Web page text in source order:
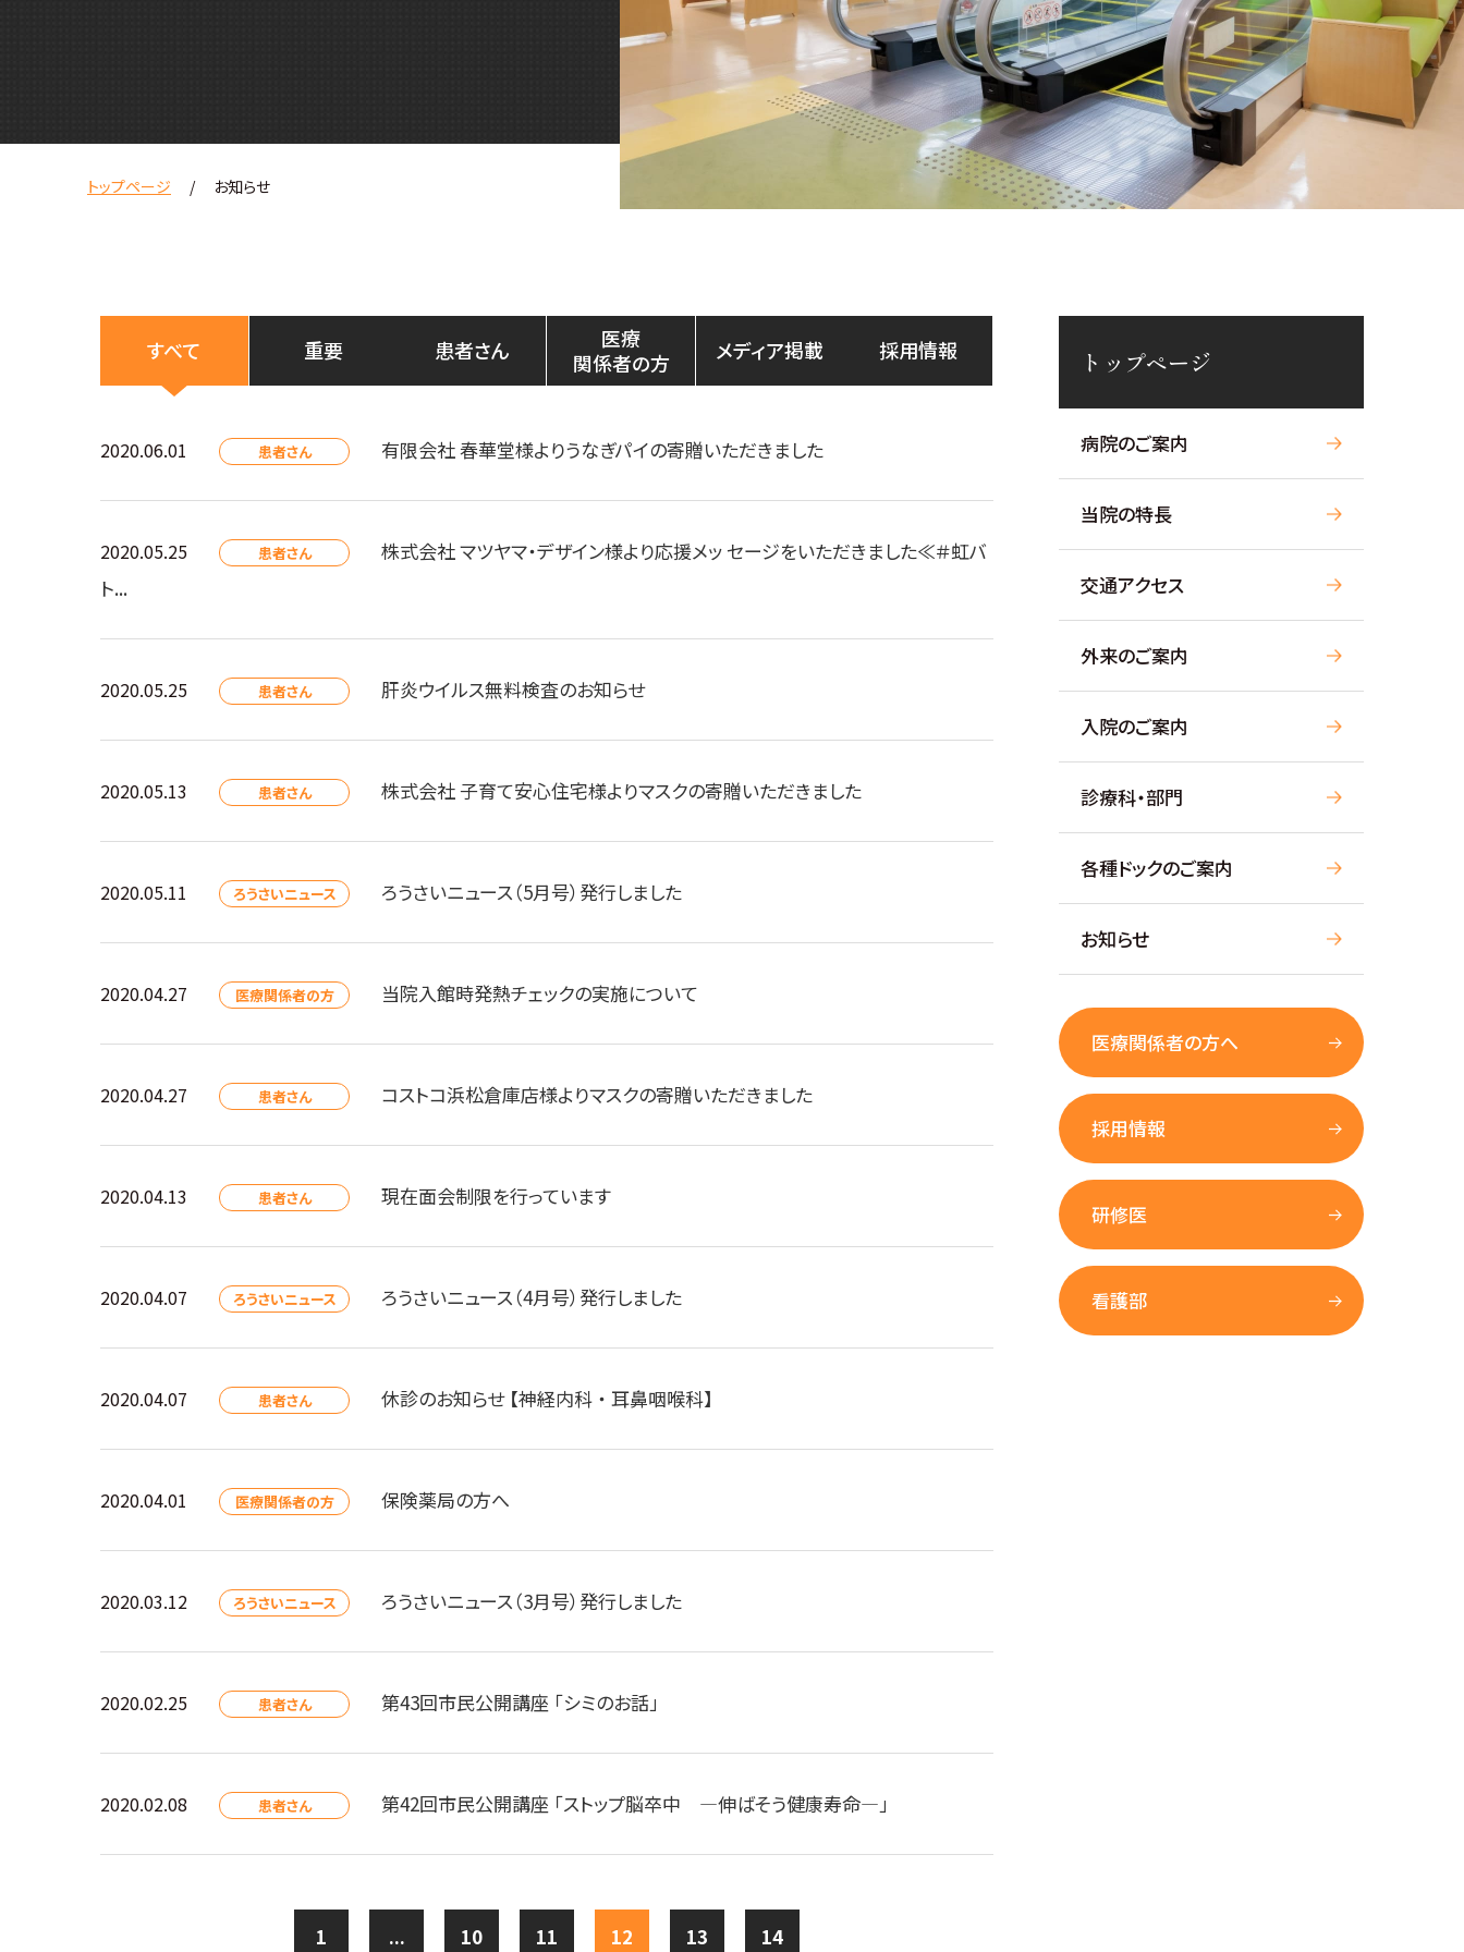
トップページ お知らせ
すべて 重要 患者さん
医療
関係者の方
メディア掲載 採用情報
2020.06.01 患者さん 有限会社 春華堂様よりうなぎパイの寄贈いただきました
2020.05.25 患者さん
株式会社 マツヤマ・デザイン様より応援メッ セージをいただきました≪＃虹バ
ト...
2020.05.25 患者さん 肝炎ウイルス無料検査のお知らせ
2020.05.13 患者さん 株式会社 子育て安心住宅様よりマスクの寄贈いただきました
2020.05.11 ろうさいニュース ろうさいニュース（5月号）発行しました
2020.04.27 医療関係者の方 当院入館時発熱チェックの実施について
2020.04.27 患者さん コストコ浜松倉庫店様よりマスクの寄贈いただきました
2020.04.13 患者さん 現在面会制限を行っています
2020.04.07 ろうさいニュース ろうさいニュース（4月号）発行しました
2020.04.07 患者さん 休診のお知らせ 【神経内科 ・ 耳鼻咽喉科】
2020.04.01 医療関係者の方 保険薬局の方へ
2020.03.12 ろうさいニュース ろうさいニュース（3月号）発行しました
2020.02.25 患者さん 第43回市民公開講座 「シミのお話」
2020.02.08 患者さん 第42回市民公開講座 「ストップ脳卒中 ―伸ばそう健康寿命―」
1 ... 10 11 12 13 14
トップページ
病院のご案内
当院の特長
交通アクセス
外来のご案内
入院のご案内
診療科・部門
各種ドックのご案内
お知らせ
医療関係者の方へ
採用情報
研修医
看護部